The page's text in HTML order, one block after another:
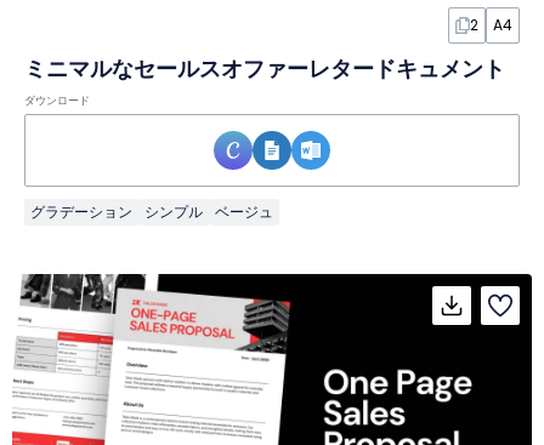
2 A4
ミニマルなセールスオファーレタードキュメント
ダウンロード
グラデーション シンプル ベージュ